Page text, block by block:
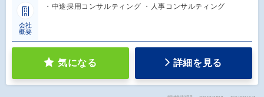
会社
概要
・中途採用コンサルティング ・人事コンサルティング
気になる 詳細を見る